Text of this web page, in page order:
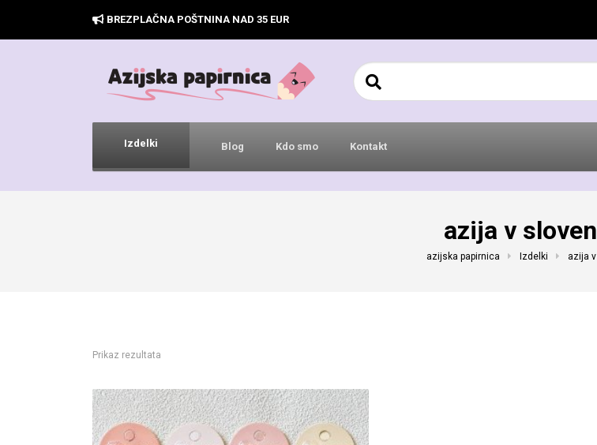
BREZPLAČNA POŠTNINA NAD 35 EUR
Išči:
Izdelki Blog Kdo smo Kontakt
azija v
azijska papirnica Izdelki azija
Prikaz rezultata